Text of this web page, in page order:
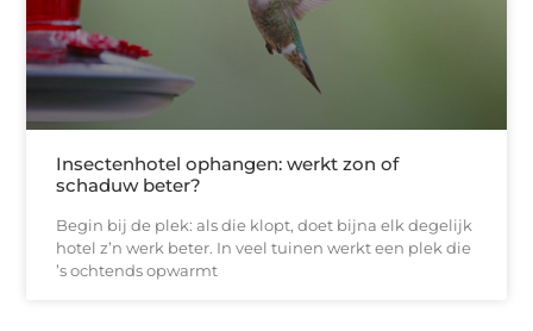
Insectenhotel ophangen: werkt zon of
schaduw beter?
Begin bij de plek: als die klopt, doet bijna elk degelijk
hotel z’n werk beter. In veel tuinen werkt een plek die
’s ochtends opwarmt